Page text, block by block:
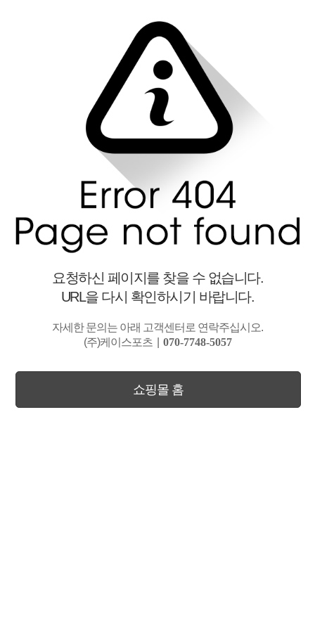
요청하신 페이지를 찾을 수 없습니다.
URL을 다시 확인하시기 바랍니다.
자세한 문의는 아래 고객센터로 연락주십시오.
(주)케이스포츠| 070-7748-5057
쇼핑몰 홈